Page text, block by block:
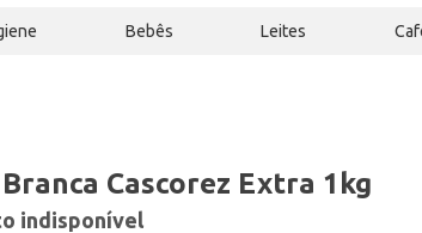
Bebês Leites
Cascorez Extra 1kg
indisponível